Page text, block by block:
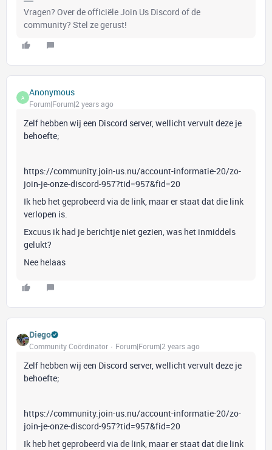
Vragen? Over de officiële Join Us Discord of de
community? Stel ze gerust!
A Anonymous
Forum|Forum|2 years ago
Zelf hebben wij een Discord server, wellicht vervult deze je
behoefte;
https://community.join-us.nu/account-informatie-20/zo-
join-je-onze-discord-957?tid=957&fid=20
Ik heb het geprobeerd via de link, maar er staat dat die link
verlopen is.
Excuus ik had je berichtje niet gezien, was het inmiddels
gelukt?
Nee helaas
Diego
Community Coördinator Forum|Forum|2 years ago
Zelf hebben wij een Discord server, wellicht vervult deze je
behoefte;
https://community.join-us.nu/account-informatie-20/zo-
join-je-onze-discord-957?tid=957&fid=20
Ik heb het geprobeerd via de link, maar er staat dat die link